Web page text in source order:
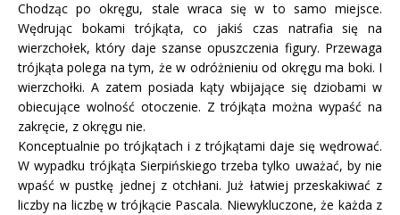
Chodząc po okręgu, stale wraca się w to samo miejsce.
Wędrując bokami trójkąta, co jakiś czas natrafia się na
wierzchołek, który daje szanse opuszczenia figury. Przewaga
trójkąta polega na tym, że w odróżnieniu od okręgu ma boki. I
wierzchołki. A zatem posiada kąty wbijające się dziobami w
obiecujące wolność otoczenie. Z trójkąta można wypaść na
zakręcie, z okręgu nie.
Konceptualnie po trójkątach i z trójkątami daje się wędrować.
W wypadku trójkąta Sierpińskiego trzeba tylko uważać, by nie
wpaść w pustkę jednej z otchłani. Już łatwiej przeskakiwać z
liczby na liczbę w trójkącie Pascala. Niewykluczone, że każda z